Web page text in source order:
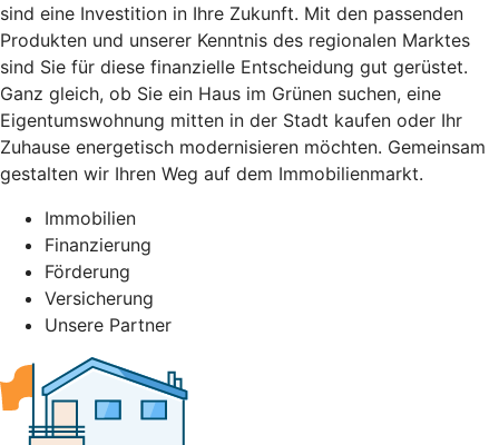
sind eine Investition in Ihre Zukunft. Mit den passenden
Produkten und unserer Kenntnis des regionalen Marktes
sind Sie für diese finanzielle Entscheidung gut gerüstet.
Ganz gleich, ob Sie ein Haus im Grünen suchen, eine
Eigentumswohnung mitten in der Stadt kaufen oder Ihr
Zuhause energetisch modernisieren möchten. Gemeinsam
gestalten wir Ihren Weg auf dem Immobilienmarkt.
Immobilien
Finanzierung
Förderung
Versicherung
Unsere Partner